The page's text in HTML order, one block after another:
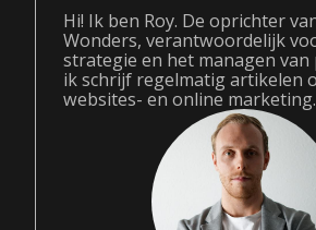
Hi! Ik ben Roy. De oprichter
Wonders, verantwoordelijk
strategie en het managen van
ik schrijf regelmatig artikelen
websites- en online marketing.